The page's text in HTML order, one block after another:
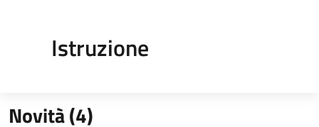
Istruzione
Novità (4)